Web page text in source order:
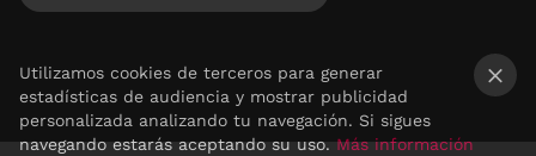
Utilizamos cookies de terceros para generar
estadísticas de audiencia y mostrar publicidad
personalizada analizando tu navegación. Si sigues
navegando estarás aceptando su uso.Más información